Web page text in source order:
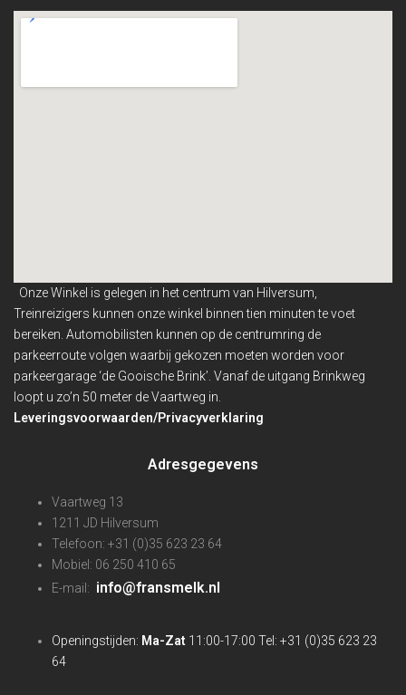
Onze Winkel is gelegen in het centrum van Hilversum,
Treinreizigers kunnen onze winkel binnentien minuten te voet
bereiken. Automobilisten kunnen op de centrumring de
parkeerroute volgen waarbij gekozen moeten worden voor
parkeergarage ‘de Gooische Brink’. Vanaf de uitgang Brinkweg
loopt u zo’n 50 meter de Vaartweg in.
Leveringsvoorwaarden/Privacyverklaring
Adresgegevens
Vaartweg 13
1211 JD Hilversum
Telefoon: +31 (0)35 623 23 64
Mobiel: 06 250 410 65
E-mail: info@fransmelk.nl
Openingstijden: Ma-Zat 11:00-17:00 Tel: +31 (0)35 623 23
64